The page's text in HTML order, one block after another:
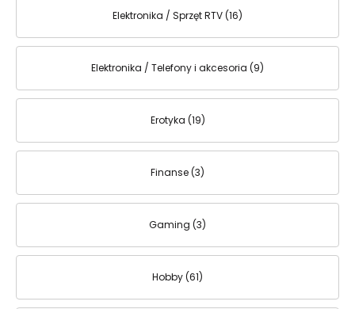
Elektronika / Sprzęt RTV (16)
Elektronika / Telefony i akcesoria (9)
Erotyka (19)
Finanse (3)
Gaming (3)
Hobby (61)